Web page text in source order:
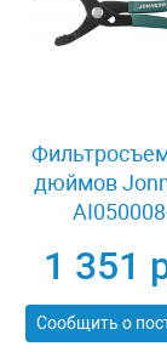
дюймов
1 351